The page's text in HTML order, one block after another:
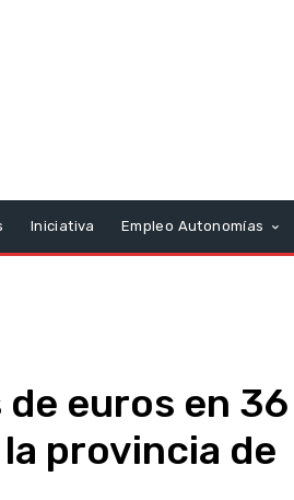
Iniciativa Empleo Autonomías
euros en 36
provincia de